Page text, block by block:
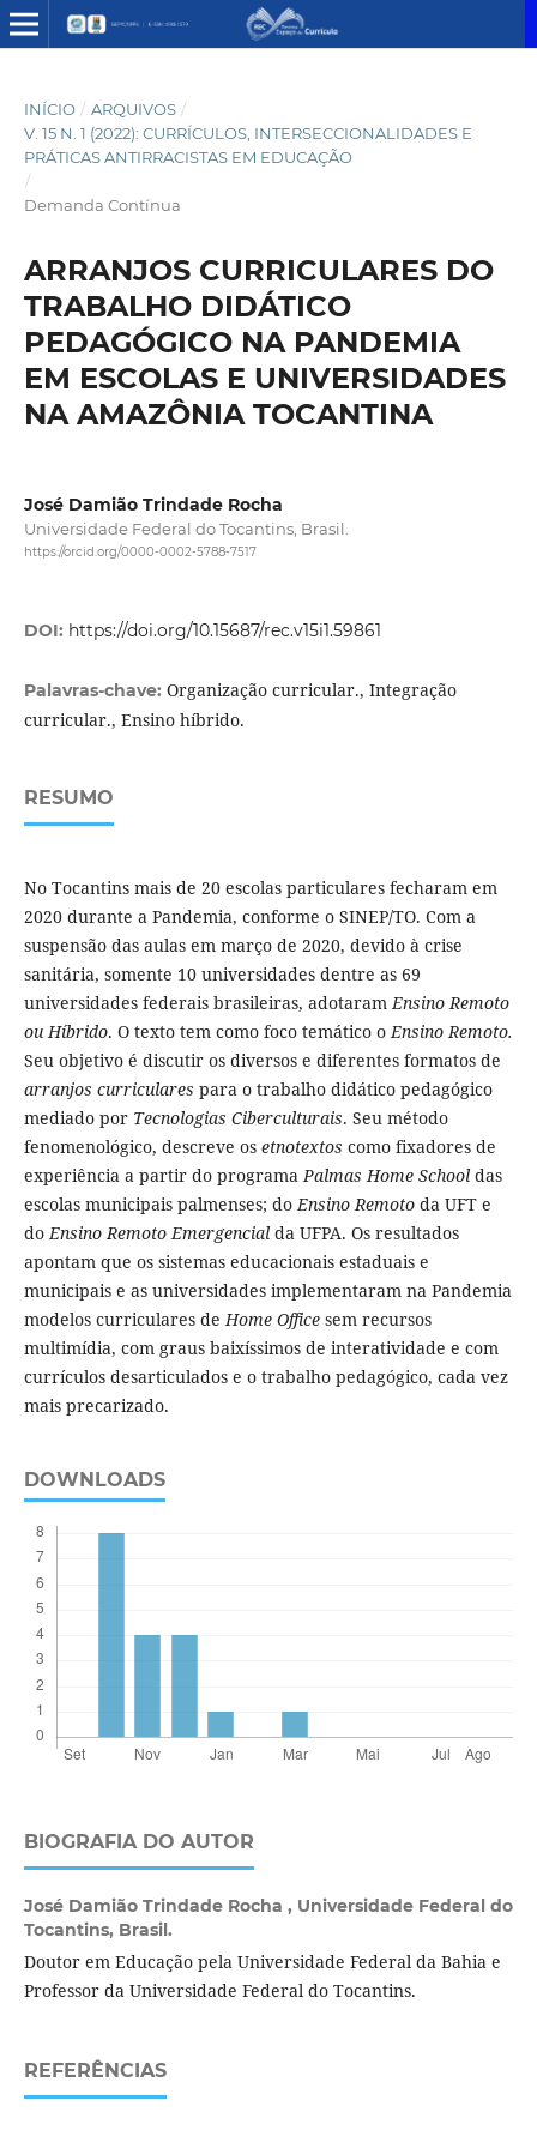
INÍCIO / ARQUIVOS /
V. 15 N. 1 (2022): CURRÍCULOS, INTERSECCIONALIDADES E
PRÁTICAS ANTIRRACISTAS EM EDUCAÇÃO
/
Demanda Contínua
ARRANJOS CURRICULARES DO
TRABALHO DIDÁTICO
PEDAGÓGICO NA PANDEMIA
EM ESCOLAS E UNIVERSIDADES
NA AMAZÔNIA TOCANTINA
José Damião Trindade Rocha
Universidade Federal do Tocantins, Brasil.
https://orcid.org/0000-0002-5788-7517
DOI: https://doi.org/10.15687/rec.v15i1.59861
Palavras-chave: Organização curricular., Integração
curricular., Ensino híbrido.
RESUMO
No Tocantins mais de 20 escolas particulares fecharam em
2020 durante a Pandemia, conforme o SINEP/TO. Com a
suspensão das aulas em março de 2020, devido à crise
sanitária, somente 10 universidades dentre as 69
universidades federais brasileiras, adotaramEnsino Remoto
ou Híbrido. O texto tem como foco temático oEnsino Remoto.
Seu objetivo é discutir os diversos e diferentes formatos de
arranjos curriculares para o trabalho didático pedagógico
mediado por Tecnologias Ciberculturais. Seu método
fenomenológico, descreve os etnotextos como fixadores de
experiência a partir do programaPalmas Home Schooldas
escolas municipais palmenses; doEnsino Remotoda UFT e
doEnsino Remoto Emergencialda UFPA. Os resultados
apontam que os sistemas educacionais estaduais e
municipais e as universidades implementaram na Pandemia
modelos curriculares deHome Officesem recursos
multimídia, com graus baixíssimos de interatividade e com
currículos desarticulados e o trabalho pedagógico, cada vez
mais precarizado.
DOWNLOADS
BIOGRAFIA DO AUTOR
José Damião Trindade Rocha , Universidade Federal do
Tocantins, Brasil.
Doutor em Educação pela Universidade Federal da Bahia e
Professor da Universidade Federal do Tocantins.
REFERÊNCIAS